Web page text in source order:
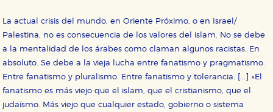
La actual crisis del mundo, en Oriente Próximo, o en Israel/
Palestina, no es consecuencia de los valores del islam. No se debe
a la mentalidad de los árabes como claman algunos racistas. En
absoluto. Se debe a la vieja lucha entre fanatismo y pragmatismo.
Entre fanatismo y pluralismo. Entre fanatismo y tolerancia. [...] »El
fanatismo es más viejo que el islam, que el cristianismo, que el
judaísmo. Más viejo que cualquier estado, gobierno o sistema